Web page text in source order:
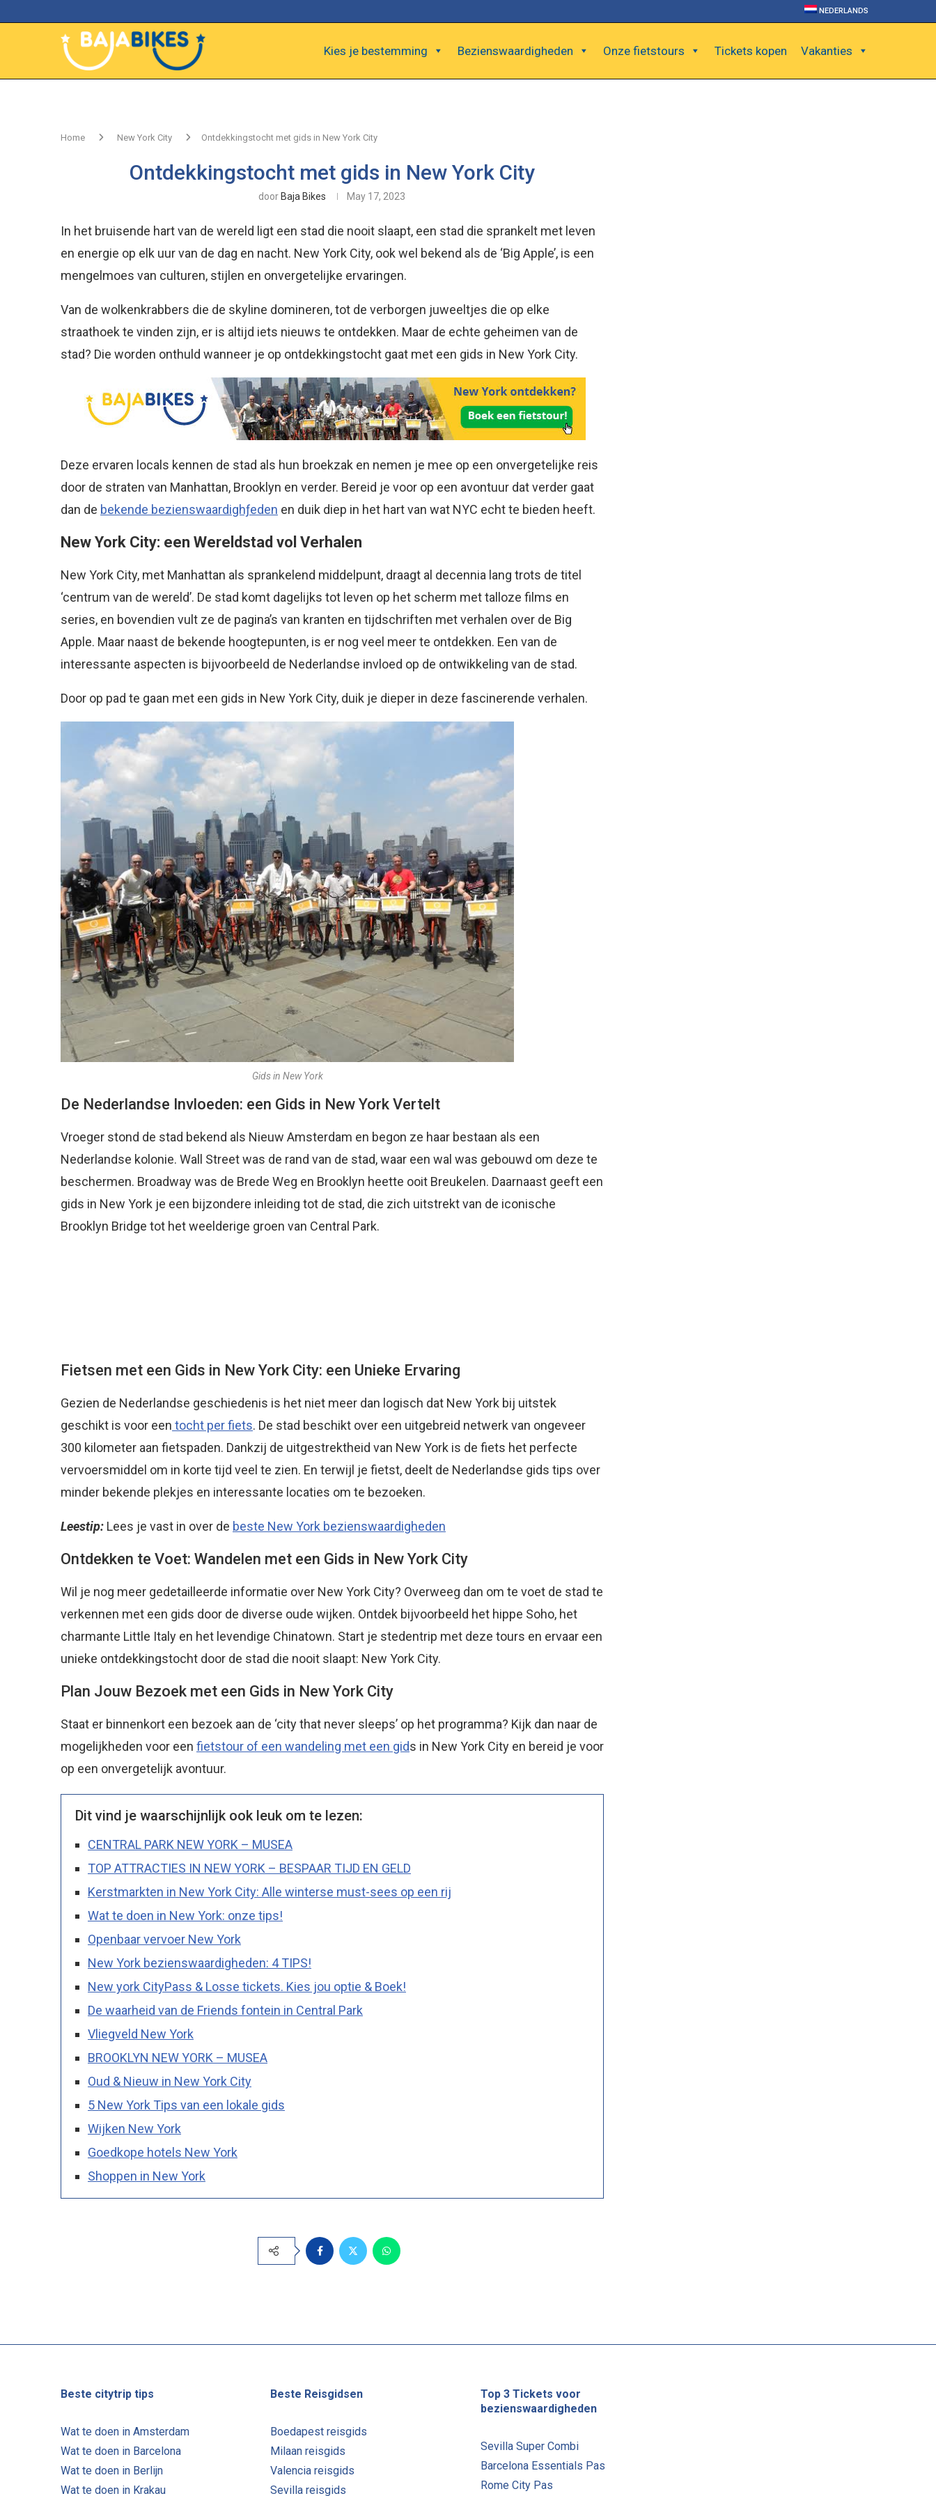
NEDERLANDS
Kies je bestemming Bezienswaardigheden Onze fietstours Tickets kopen Vakanties
Home New York City Ontdekkingstocht met gids in New York City
Ontdekkingstocht met gids in New York City
door Baja Bikes May 17, 2023
In het bruisende hart van de wereld ligt een stad die nooit slaapt, een stad die sprankelt met leven
en energie op elk uur van de dag en nacht. New York City, ook wel bekend als de ‘Big Apple’, is een
mengelmoes van culturen, stijlen en onvergetelijke ervaringen.
Van de wolkenkrabbers die de skyline domineren, tot de verborgen juweeltjes die op elke
straathoek te vinden zijn, er is altijd iets nieuws te ontdekken. Maar de echte geheimen van de
stad? Die worden onthuld wanneer je op ontdekkingstocht gaat met een gids in New York City.
Deze ervaren locals kennen de stad als hun broekzak en nemen je mee op een onvergetelijke reis
door de straten van Manhattan, Brooklyn en verder. Bereid je voor op een avontuur dat verder gaat
dan de bekende bezienswaardighƒeden en duik diep in het hart van wat NYC echt te bieden heeft.
New York City: een Wereldstad vol Verhalen
New York City, met Manhattan als sprankelend middelpunt, draagt al decennia lang trots de titel
‘centrum van de wereld’. De stad komt dagelijks tot leven op het scherm met talloze films en
series, en bovendien vult ze de pagina’s van kranten en tijdschriften met verhalen over de Big
Apple. Maar naast de bekende hoogtepunten, is er nog veel meer te ontdekken. Een van de
interessante aspecten is bijvoorbeeld de Nederlandse invloed op de ontwikkeling van de stad.
Door op pad te gaan met een gids in New York City, duik je dieper in deze fascinerende verhalen.
Gids in New York
De Nederlandse Invloeden: een Gids in New York Vertelt
Vroeger stond de stad bekend als Nieuw Amsterdam en begon ze haar bestaan als een
Nederlandse kolonie. Wall Street was de rand van de stad, waar een wal was gebouwd om deze te
beschermen. Broadway was de Brede Weg en Brooklyn heette ooit Breukelen. Daarnaast geeft een
gids in New York je een bijzondere inleiding tot de stad, die zich uitstrekt van de iconische
Brooklyn Bridge tot het weelderige groen van Central Park.
Fietsen met een Gids in New York City: een Unieke Ervaring
Gezien de Nederlandse geschiedenis is het niet meer dan logisch dat New York bij uitstek
geschikt is voor een tocht per fiets. De stad beschikt over een uitgebreid netwerk van ongeveer
300 kilometer aan fietspaden. Dankzij de uitgestrektheid van New York is de fiets het perfecte
vervoersmiddel om in korte tijd veel te zien. En terwijl je fietst, deelt de Nederlandse gids tips over
minder bekende plekjes en interessante locaties om te bezoeken.
Leestip: Lees je vast in over de beste New York bezienswaardigheden
Ontdekken te Voet: Wandelen met een Gids in New York City
Wil je nog meer gedetailleerde informatie over New York City? Overweeg dan om te voet de stad te
verkennen met een gids door de diverse oude wijken. Ontdek bijvoorbeeld het hippe Soho, het
charmante Little Italy en het levendige Chinatown. Start je stedentrip met deze tours en ervaar een
unieke ontdekkingstocht door de stad die nooit slaapt: New York City.
Plan Jouw Bezoek met een Gids in New York City
Staat er binnenkort een bezoek aan de ‘city that never sleeps’ op het programma? Kijk dan naar de
mogelijkheden voor een fietstour of een wandeling met een gids in New York City en bereid je voor
op een onvergetelijk avontuur.
Dit vind je waarschijnlijk ook leuk om te lezen:
CENTRAL PARK NEW YORK – MUSEA
TOP ATTRACTIES IN NEW YORK – BESPAAR TIJD EN GELD
Kerstmarkten in New York City: Alle winterse must-sees op een rij
Wat te doen in New York: onze tips!
Openbaar vervoer New York
New York bezienswaardigheden: 4 TIPS!
New york CityPass & Losse tickets. Kies jou optie & Boek!
De waarheid van de Friends fontein in Central Park
Vliegveld New York
BROOKLYN NEW YORK – MUSEA
Oud & Nieuw in New York City
5 New York Tips van een lokale gids
Wijken New York
Goedkope hotels New York
Shoppen in New York
Beste citytrip tips
Wat te doen in Amsterdam
Wat te doen in Barcelona
Wat te doen in Berlijn
Wat te doen in Krakau
Beste Reisgidsen
Boedapest reisgids
Milaan reisgids
Valencia reisgids
Sevilla reisgids
Top 3 Tickets voor
bezienswaardigheden
Sevilla Super Combi
Barcelona Essentials Pas
Rome City Pas